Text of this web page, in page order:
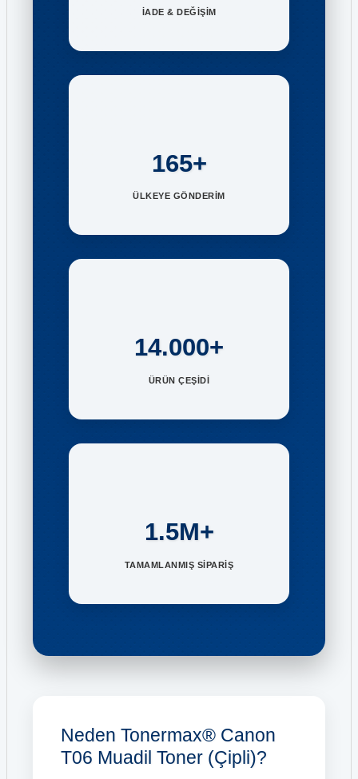
İADE & DEĞİŞİM
165+
ÜLKEYE GÖNDERİM
14.000+
ÜRÜN ÇEŞİDİ
1.5M+
TAMAMLANMIŞ SİPARİŞ
Neden Tonermax® Canon
T06 Muadil Toner (Çipli)?